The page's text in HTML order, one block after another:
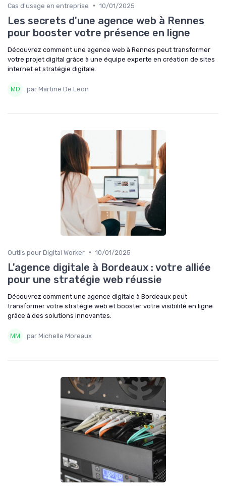
Cas d'usage en entreprise • 10/01/2025
Les secrets d'une agence web à Rennes
pour booster votre présence en ligne
Découvrez comment une agence web à Rennes peut transformer
votre projet digital grâce à une équipe experte en création de sites
internet et stratégie digitale.
par Martine De León
Outils pour Digital Worker • 10/01/2025
L'agence digitale à Bordeaux : votre alliée
pour une stratégie web réussie
Découvrez comment une agence digitale à Bordeaux peut
transformer votre stratégie web et booster votre visibilité en ligne
grâce à des solutions innovantes.
par Michelle Moreaux